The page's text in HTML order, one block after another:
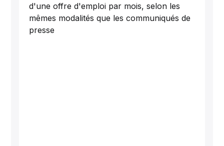
d'une offre d'emploi par mois, selon les
mêmes modalités que les communiqués de
presse